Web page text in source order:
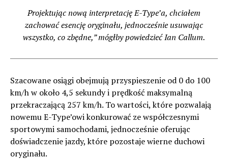
Projektując nową interpretację E-Type’a, chciałem
zachować esencję oryginału, jednocześnie usuwając
wszystko, co zbędne,” mógłby powiedzieć Ian Callum.
Szacowane osiągi obejmują przyspieszenie od 0 do 100
km/h w około 4,5 sekundy i prędkość maksymalną
przekraczającą 257 km/h. To wartości, które pozwalają
nowemu E-Type’owi konkurować ze współczesnymi
sportowymi samochodami, jednocześnie oferując
doświadczenie jazdy, które pozostaje wierne duchowi
oryginału.